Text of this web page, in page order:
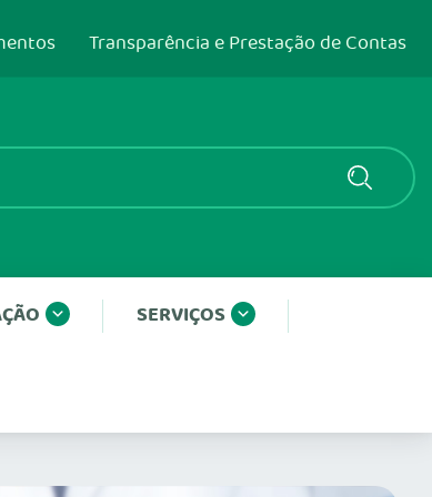
Transparência e Prestação de Contas
SERVIÇOS